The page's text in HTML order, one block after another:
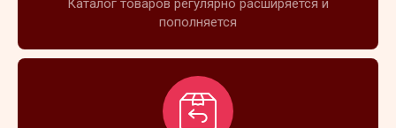
Каталог товаров регулярно расширяется и
пополняется